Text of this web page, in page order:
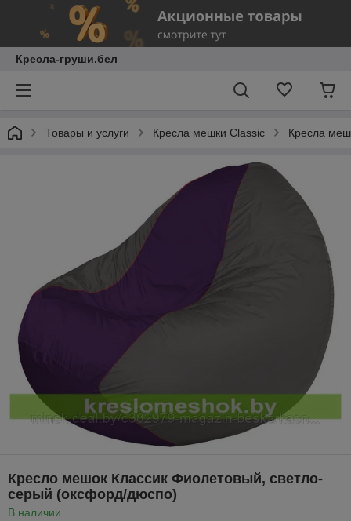
Кресла-груши.бел
Товары и услуги Кресла мешки Classic Кресла
Кресло мешок Классик Фиолетовый, светло-
серый (оксфорд/дюспо)
В наличии